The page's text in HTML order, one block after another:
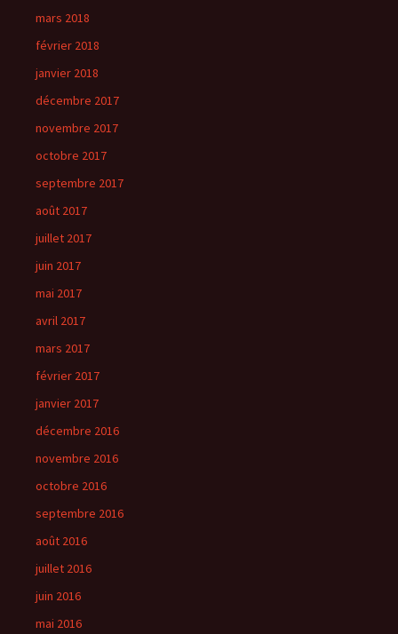
mars 2018
février 2018
janvier 2018
décembre 2017
novembre 2017
octobre 2017
septembre 2017
août 2017
juillet 2017
juin 2017
mai 2017
avril 2017
mars 2017
février 2017
janvier 2017
décembre 2016
novembre 2016
octobre 2016
septembre 2016
août 2016
juillet 2016
juin 2016
mai 2016